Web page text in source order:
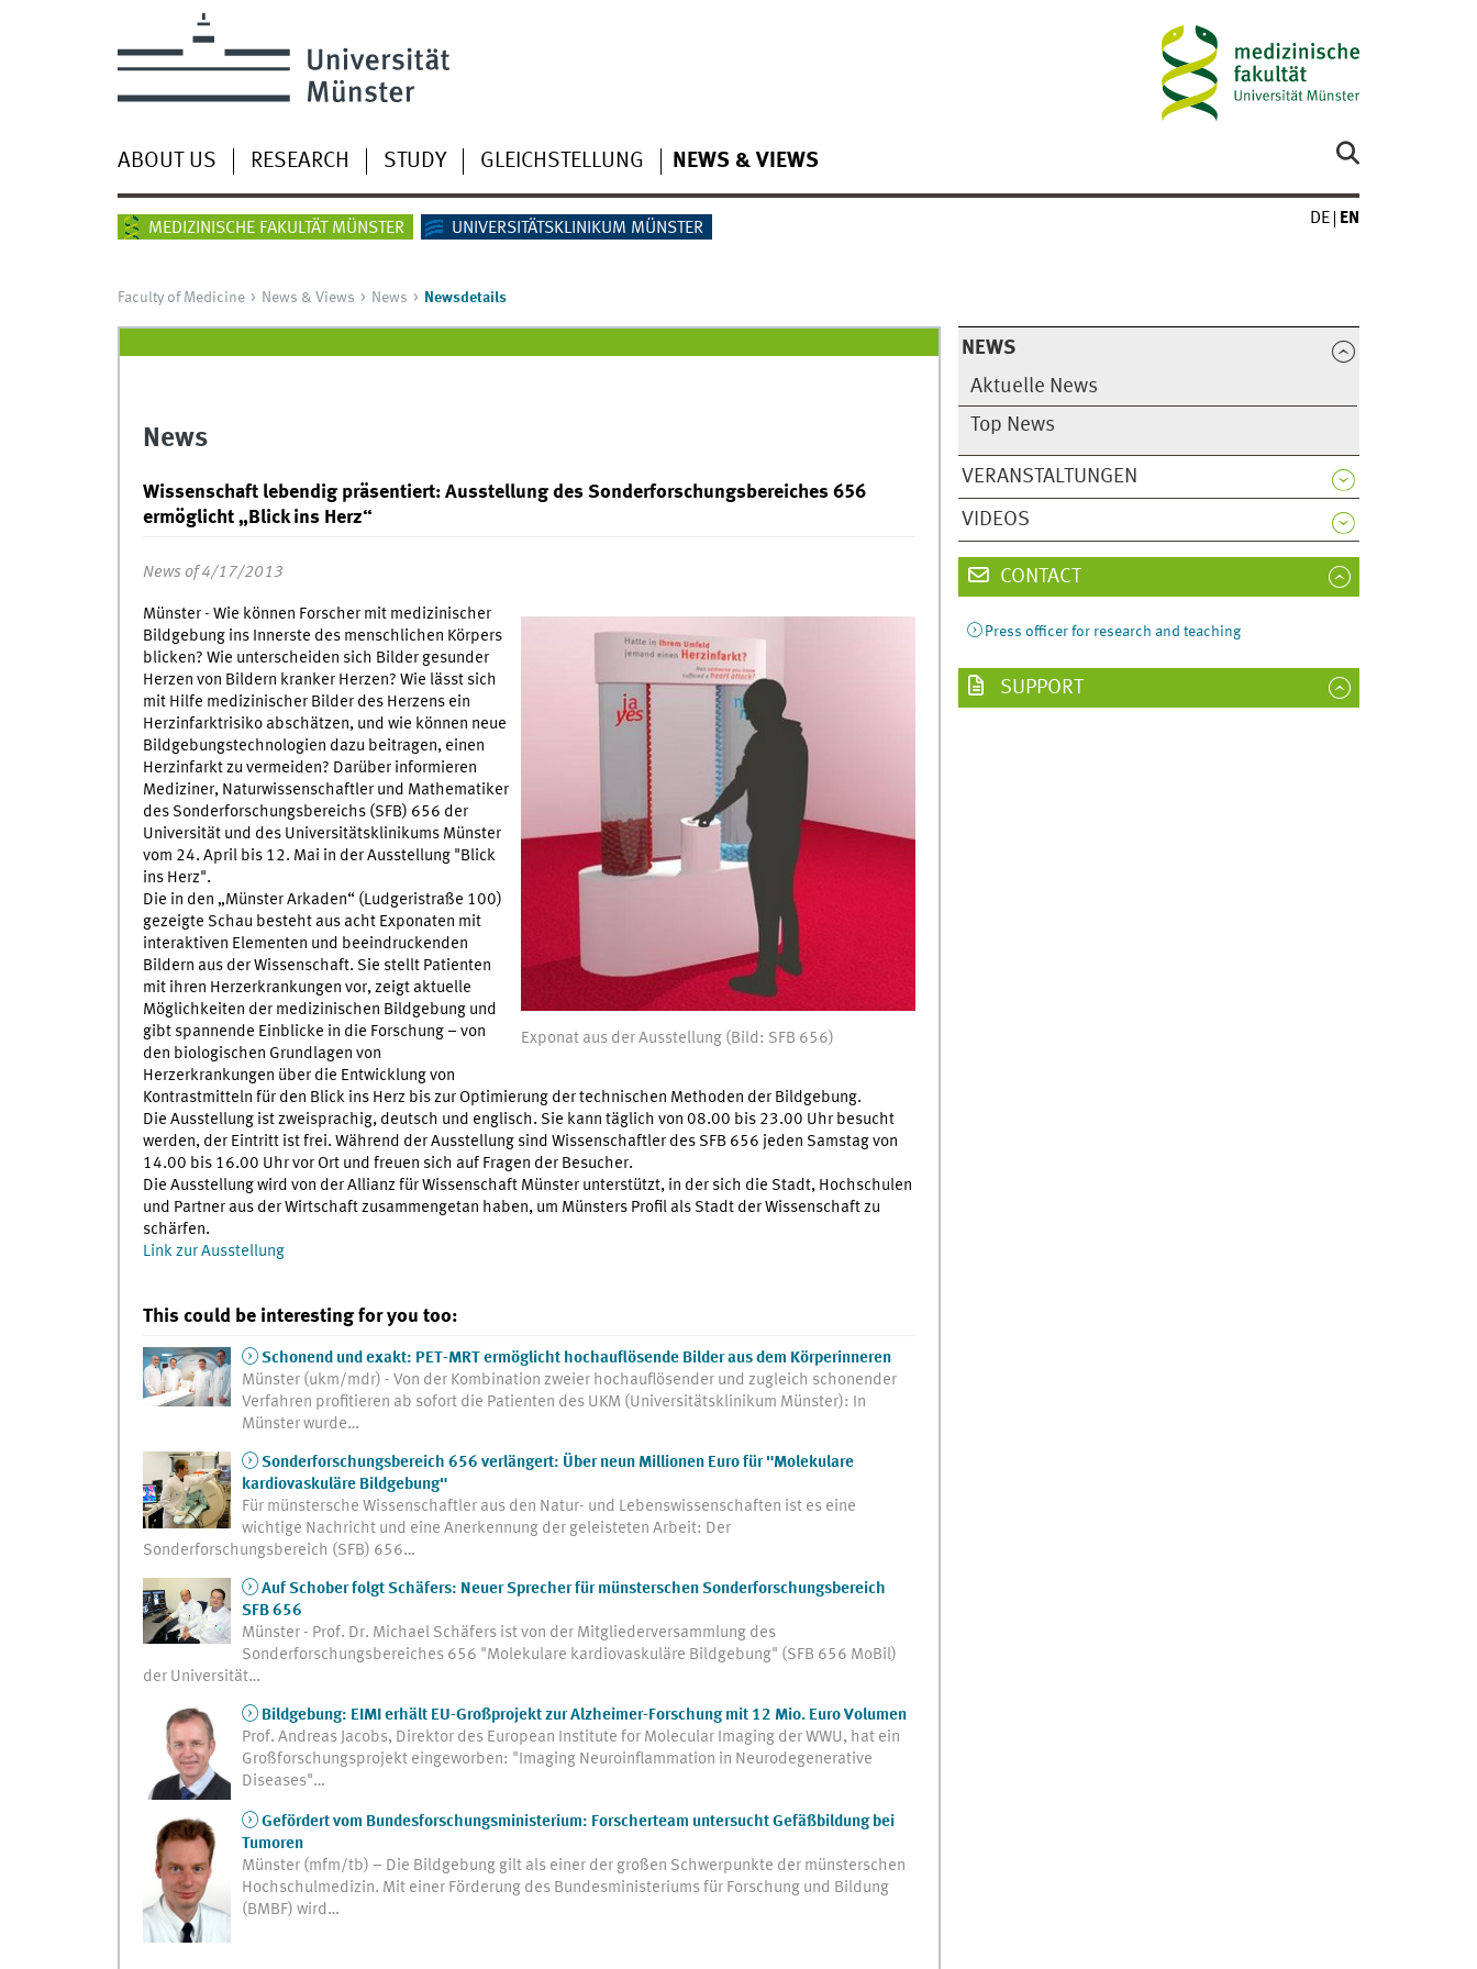
ABOUT US RESEARCH STUDY GLEICHSTELLUNG NEWS & VIEWS
MEDIZINISCHE FAKULTÄT MÜNSTER UNIVERSITÄTSKLINIKUM MÜNSTER
DE EN
Faculty of Medicine News & Views News Newsdetails
NEWS
Aktuelle News
Top News
VERANSTALTUNGEN
VIDEOS
News
Wissenschaft lebendig präsentiert: Ausstellung des Sonderforschungsbereiches 656
ermöglicht „Blick ins Herz“
News of 4/17/2013
Exponat aus der Ausstellung (Bild: SFB 656)
Münster - Wie können Forscher mit medizinischer
Bildgebung ins Innerste des menschlichen Körpers
blicken? Wie unterscheiden sich Bilder gesunder
Herzen von Bildern kranker Herzen? Wie lässt sich
mit Hilfe medizinischer Bilder des Herzens ein
Herzinfarktrisiko abschätzen, und wie können neue
Bildgebungstechnologien dazu beitragen, einen
Herzinfarkt zu vermeiden? Darüber informieren
Mediziner, Naturwissenschaftler und Mathematiker
des Sonderforschungsbereichs (SFB) 656 der
Universität und des Universitätsklinikums Münster
vom 24. April bis 12. Mai in der Ausstellung "Blick
ins Herz".
Die in den „Münster Arkaden“ (Ludgeristraße 100)
gezeigte Schau besteht aus acht Exponaten mit
interaktiven Elementen und beeindruckenden
Bildern aus der Wissenschaft. Sie stellt Patienten
mit ihren Herzerkrankungen vor, zeigt aktuelle
Möglichkeiten der medizinischen Bildgebung und
gibt spannende Einblicke in die Forschung – von
den biologischen Grundlagen von
Herzerkrankungen über die Entwicklung von
Kontrastmitteln für den Blick ins Herz bis zur Optimierung der technischen Methoden der Bildgebung.
Die Ausstellung ist zweisprachig, deutsch und englisch. Sie kann täglich von 08.00 bis 23.00 Uhr besucht
werden, der Eintritt ist frei. Während der Ausstellung sind Wissenschaftler des SFB 656 jeden Samstag von
14.00 bis 16.00 Uhr vor Ort und freuen sich auf Fragen der Besucher.
Die Ausstellung wird von der Allianz für Wissenschaft Münster unterstützt, in der sich die Stadt, Hochschulen
und Partner aus der Wirtschaft zusammengetan haben, um Münsters Profil als Stadt der Wissenschaft zu
schärfen.
Link zur Ausstellung
This could be interesting for you too:
Schonend und exakt: PET-MRT ermöglicht hochauflösende Bilder aus dem Körperinneren
Münster (ukm/mdr) - Von der Kombination zweier hochauflösender und zugleich schonender
Verfahren profitieren ab sofort die Patienten des UKM (Universitätsklinikum Münster): In
Münster wurde…
Sonderforschungsbereich 656 verlängert: Über neun Millionen Euro für "Molekulare
kardiovaskuläre Bildgebung"
Für münstersche Wissenschaftler aus den Natur- und Lebenswissenschaften ist es eine
wichtige Nachricht und eine Anerkennung der geleisteten Arbeit: Der
Sonderforschungsbereich (SFB) 656…
Auf Schober folgt Schäfers: Neuer Sprecher für münsterschen Sonderforschungsbereich
SFB 656
Münster - Prof. Dr. Michael Schäfers ist von der Mitgliederversammlung des
Sonderforschungsbereiches 656 "Molekulare kardiovaskuläre Bildgebung" (SFB 656 MoBil)
der Universität…
Bildgebung: EIMI erhält EU-Großprojekt zur Alzheimer-Forschung mit 12 Mio. Euro Volumen
Prof. Andreas Jacobs, Direktor des European Institute for Molecular Imaging der WWU, hat ein
Großforschungsprojekt eingeworben: "Imaging Neuroinflammation in Neurodegenerative
Diseases"…
Gefördert vom Bundesforschungsministerium: Forscherteam untersucht Gefäßbildung bei
Tumoren
Münster (mfm/tb) – Die Bildgebung gilt als einer der großen Schwerpunkte der münsterschen
Hochschulmedizin. Mit einer Förderung des Bundesministeriums für Forschung und Bildung
(BMBF) wird…
CONTACT
Press officer for research and teaching
SUPPORT